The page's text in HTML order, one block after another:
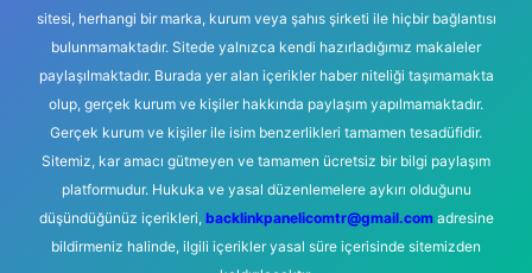
sitesi, herhangi bir marka, kurum veya şahıs şirketi ile hiçbir bağlantısı
bulunmamaktadır. Sitede yalnızca kendi hazırladığımız makaleler
paylaşılmaktadır. Burada yer alan içerikler haber niteliği taşımamakta
olup, gerçek kurum ve kişiler hakkında paylaşım yapılmamaktadır.
Gerçek kurum ve kişiler ile isim benzerlikleri tamamen tesadüfidir.
Sitemiz, kar amacı gütmeyen ve tamamen ücretsiz bir bilgi paylaşım
platformudur. Hukuka ve yasal düzenlemelere aykırı olduğunu
düşündüğünüz içerikleri, backlinkpanelicomtr@gmail.comadresine
bildirmeniz halinde, ilgili içerikler yasal süre içerisinde sitemizden